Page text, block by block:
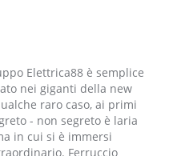
Elettrica88 è semplice
nei giganti della new
raro caso, ai primi
- non segreto è laria
in cui si è immersi
Ferruccio